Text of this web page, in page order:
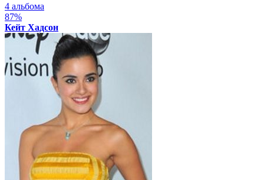
4 альбома
87%
Кейт Хадсон